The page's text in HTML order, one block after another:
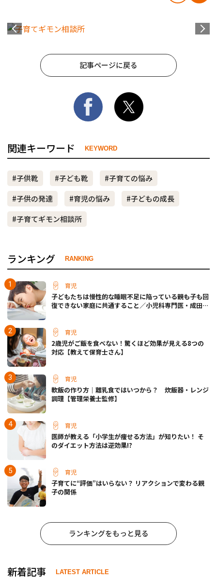
記事ページに戻る
関連キーワード KEYWORD
#子供靴 #子ども靴
#子育ての悩み
#子供の発達
#育児の悩み
#子どもの成長
#子育てギモン相談所
ランキング RANKING
育児
子どもたちは慢性的な睡眠不足に陥っている――親も子も回
復できない家庭に共通すること／小児科専門医・成田奈
育児
2歳児がご飯を食べない！驚くほど効果が見える8つの
対応【教えて保育士さん】
育児
軟飯の作り方｜離乳食ではいつから？ 炊飯器・レンジ
調理【管理栄養士監修】
育児
医師が教える「小学生が痩せる方法」が知りたい！ そ
のダイエット方法は逆効果!?
育児
子育てに“評価”はいらない？ リアクションで変わる親
子の関係
ランキングをもっと見る
新着記事 LATEST ARTICLE